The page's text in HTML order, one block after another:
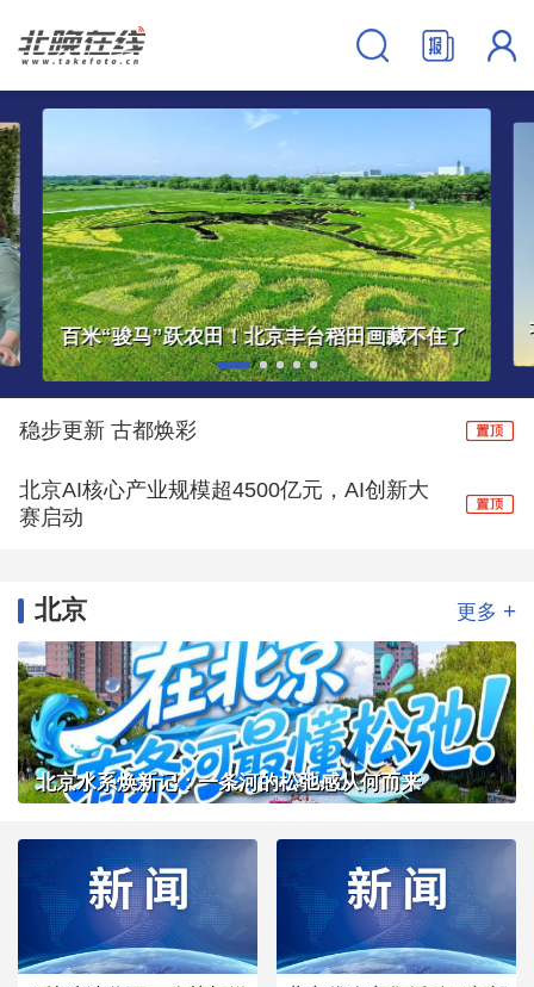
北京雨燕启程飞向非洲！走这么早，原来跟主汛期有关
稳步更新 古都焕彩
北京AI核心产业规模超4500亿元，AI创新大
赛启动
北京 更多 +
北京水系焕新记：一条河的松弛感从何而来